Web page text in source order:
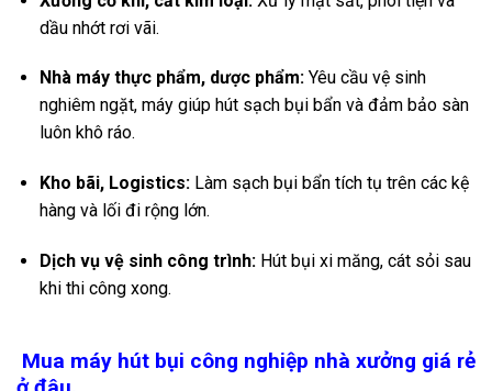
dầu nhớt rơi vãi.
Nhà máy thực phẩm, dược phẩm:Yêu cầu vệ sinh
nghiêm ngặt, máy giúp hút sạch bụi bẩn và đảm bảo sàn
luôn khô ráo.
Kho bãi, Logistics:Làm sạch bụi bẩn tích tụ trên các kệ
hàng và lối đi rộng lớn.
Dịch vụ vệ sinh công trình:Hút bụi xi măng, cát sỏi sau
khi thi công xong.
Mua máy hút bụi công nghiệp nhà xưởng giá rẻ